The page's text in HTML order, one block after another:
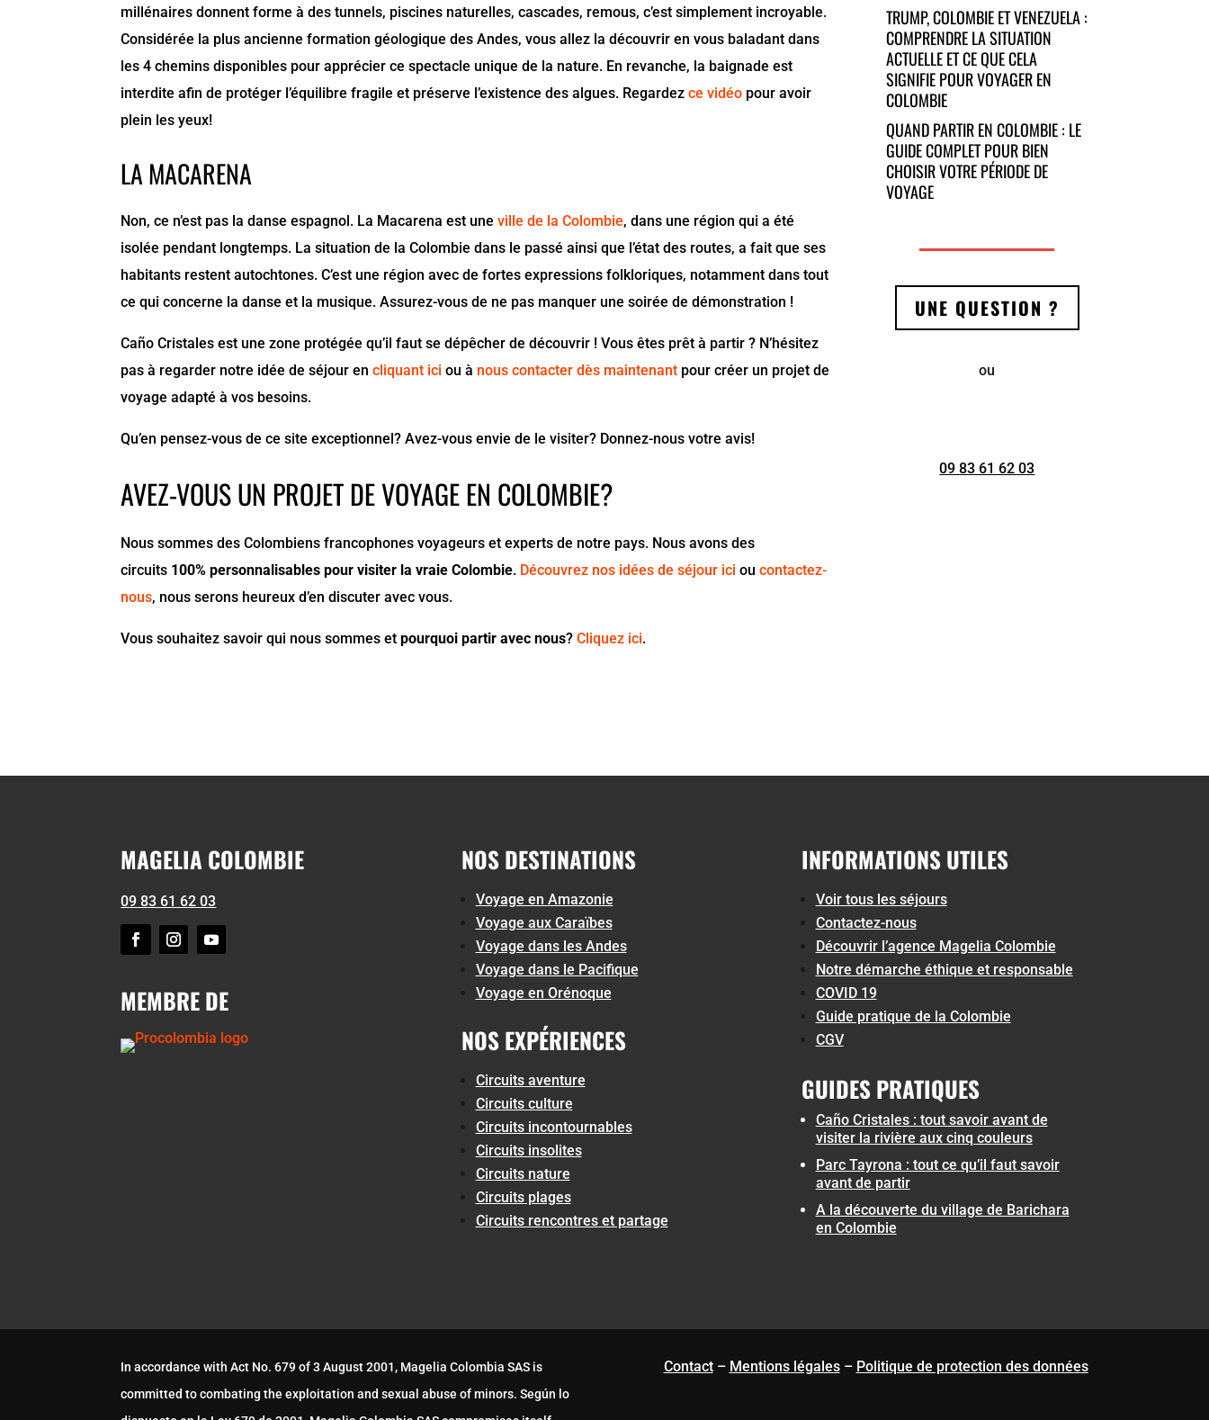
millénaires donnent forme à des tunnels, piscines naturelles, cascades, remous, c’est simplement incroyable.
Considérée la plus ancienne formation géologique des Andes, vous allez la découvrir en vous baladant dans
les 4 chemins disponibles pour apprécier ce spectacle unique de la nature. En revanche, la baignade est
interdite afin de protéger l’équilibre fragile et préserve l’existence des algues. Regardezce vidéo pour avoir
plein les yeux!
LA MACARENA
Non, ce n’est pas la danse espagnol. La Macarena est uneville de la Colombie, dans une région qui a été
isolée pendant longtemps. La situation de la Colombie dans le passé ainsi que l’état des routes, a fait que ses
habitants restent autochtones. C’est une région avec de fortes expressions folkloriques, notamment dans tout
ce qui concerne la danse et la musique. Assurez-vous de ne pas manquer une soirée de démonstration !
Caño Cristales est une zone protégée qu’il faut se dépêcher de découvrir ! Vous êtes prêt à partir ? N’hésitez
pas à regarder notre idée de séjour encliquant ici ou à nous contacter dès maintenant pour créer un projet de
voyage adapté à vos besoins.
Qu’en pensez-vous de ce site exceptionnel? Avez-vous envie de le visiter? Donnez-nous votre avis!
AVEZ-VOUS UN PROJET DE VOYAGE EN COLOMBIE?
Nous sommes des Colombiens francophones voyageurs et experts de notre pays. Nous avons des
circuits 100% personnalisables pour visiter la vraie Colombie. Découvrez nos idées de séjour ici oucontactez-
nous, nous serons heureux d’en discuter avec vous.
Vous souhaitez savoir qui nous sommes etpourquoi partir avec nous?Cliquez ici.
TRUMP, COLOMBIE ET VENEZUELA :
COMPRENDRE LA SITUATION
ACTUELLE ET CE QUE CELA
SIGNIFIE POUR VOYAGER EN
COLOMBIE
QUAND PARTIR EN COLOMBIE : LE
GUIDE COMPLET POUR BIEN
CHOISIR VOTRE PÉRIODE DE
VOYAGE
UNE QUESTION ?
ou
09 83 61 62 03
MAGELIA COLOMBIE
09 83 61 62 03
MEMBRE DE
NOS DESTINATIONS
Voyage en Amazonie
Voyage aux Caraïbes
Voyage dans les Andes
Voyage dans le Pacifique
Voyage en Orénoque
NOS EXPÉRIENCES
Circuits aventure
Circuits culture
Circuits incontournables
Circuits insolites
Circuits nature
Circuits plages
Circuits rencontres et partage
INFORMATIONS UTILES
Voir tous les séjours
Contactez-nous
Découvrir l’agence Magelia Colombie
Notre démarche éthique et responsable
COVID 19
Guide pratique de la Colombie
CGV
GUIDES PRATIQUES
Caño Cristales : tout savoir avant de
visiter la rivière aux cinq couleurs
Parc Tayrona : tout ce qu’il faut savoir
avant de partir
A la découverte du village de Barichara
en Colombie
In accordance with Act No. 679 of 3 August 2001, Magelia Colombia SAS is
committed to combating the exploitation and sexual abuse of minors. Según lo
Contact– Mentions légales– Politique de protection des données